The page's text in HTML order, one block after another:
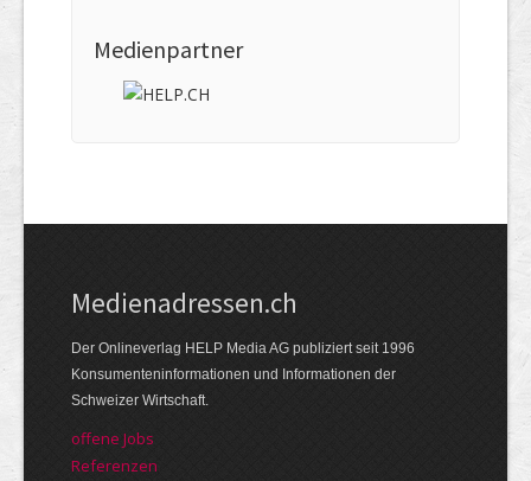
Medienpartner
Medienadressen.ch
Der Onlineverlag HELP Media AG publiziert seit 1996
Konsumenteninformationen und Informationen der
Schweizer Wirtschaft.
offene Jobs
Referenzen